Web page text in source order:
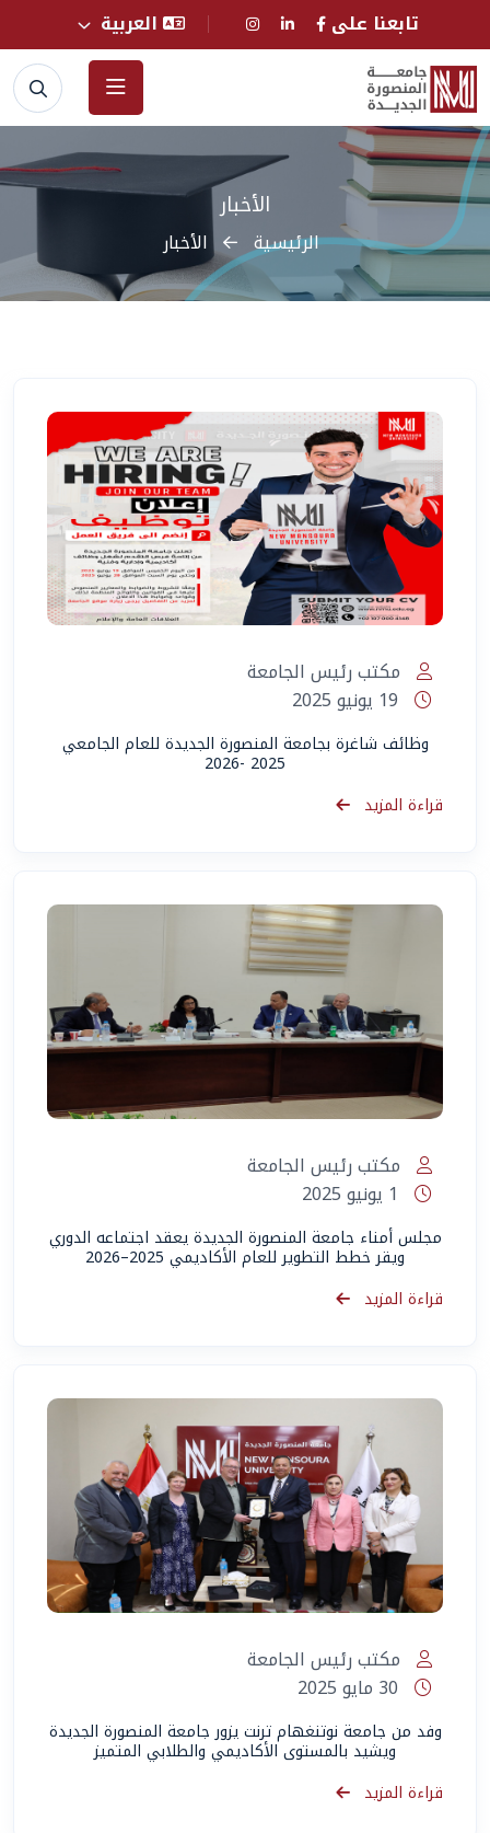
تابعنا على العربية
الأخبار
الرئيسية الأخبار
مكتب رئيس الجامعة
وظائف شاغرة بجامعة المنصورة الجديدة للعام الجامعي
2025 -2026
قراءة المزيد
مكتب رئيس الجامعة
مجلس أمناء جامعة المنصورة الجديدة يعقد اجتماعه الدوري
ويقر خطط التطوير للعام الأكاديمي 2025–2026
قراءة المزيد
مكتب رئيس الجامعة
وفد من جامعة نوتنغهام ترنت يزور جامعة المنصورة الجديدة
ويشيد بالمستوى الأكاديمي والطلابي المتميز
قراءة المزيد
المساعد الذكي (NMU)